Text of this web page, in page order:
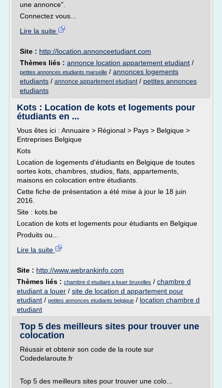
une annonce".
Connectez vous...
Lire la suite
Site : http://location.annonceetudiant.com
Thèmes liés : annonce location appartement etudiant /
petites annonces etudiants marseille / annonces logements
etudiants / annonce appartement etudiant/ petites annonces
etudiants
Kots : Location de kots et logements pour
étudiants en ...
Vous êtes ici : Annuaire > Régional > Pays > Belgique >
Entreprises Belgique
Kots
Location de logements d'étudiants en Belgique de toutes
sortes kots, chambres, studios, flats, appartements,
maisons en colocation entre étudiants.
Cette fiche de présentation a été mise à jour le 18 juin
2016.
Site : kots.be
Location de kots et logements pour étudiants en Belgique
Produits ou...
Lire la suite
Site : http://www.webrankinfo.com
Thèmes liés : chambre d etudiant a louer bruxelles / chambre d
etudiant a louer / site de location d appartement pour
etudiant / petites annonces etudiants belgique / location chambre d
etudiant
Top 5 des meilleurs sites pour trouver une
colocation
Réussir et obtenir son code de la route sur
Codedelaroute.fr
Top 5 des meilleurs sites pour trouver une colo...